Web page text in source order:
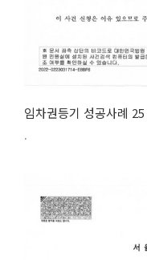
임차권등기 성공사례 25
.